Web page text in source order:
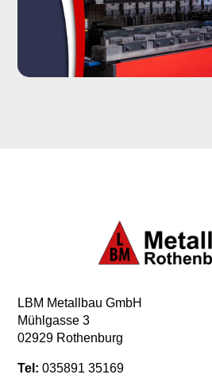
LBM Metallbau GmbH
Mühlgasse 3
02929 Rothenburg
Tel: 035891 35169